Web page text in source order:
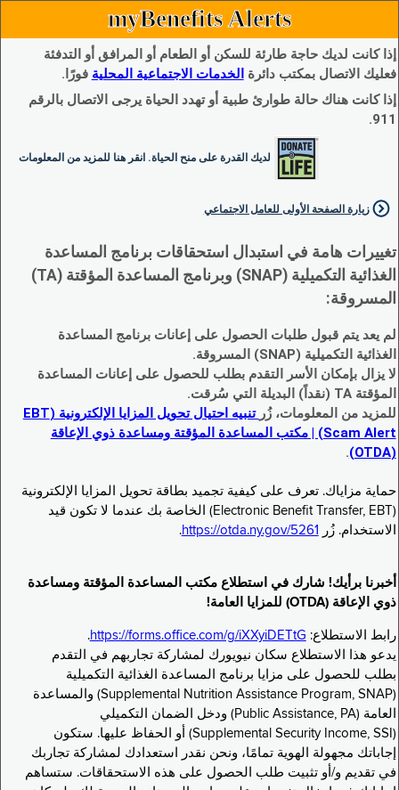
myBenefits Alerts
إذا كانت لديك حاجة طارئة للسكن أو الطعام أو المرافق أو التدفئة
فعليك الاتصال بمكتب دائرة الخدمات الاجتماعية المحلية فورًا.
إذا كانت هناك حالة طوارئ طبية أو تهدد الحياة يرجى الاتصال بالرقم
911.
لديك القدرة على منح الحياة. انقر هنا للمزيد من المعلومات
زيارة الصفحة الأولى للعامل الاجتماعي
تغييرات هامة في استبدال استحقاقات برنامج المساعدة
الغذائية التكميلية (SNAP) وبرنامج المساعدة المؤقتة (TA)
المسروقة:
لم يعد يتم قبول طلبات الحصول على إعانات برنامج المساعدة
الغذائية التكميلية (SNAP) المسروقة.
لا يزال بإمكان الأسر التقدم بطلب للحصول على إعانات المساعدة
المؤقتة TA (نقداً) البديلة التي سُرقت.
للمزيد من المعلومات، زُر
تنبيه احتيال تحويل المزايا الإلكترونية (EBT
Scam Alert) | مكتب المساعدة المؤقتة ومساعدة ذوي الإعاقة
(OTDA)
.
حماية مزاياك. تعرف على كيفية تجميد بطاقة تحويل المزايا الإلكترونية
(Electronic Benefit Transfer, EBT) الخاصة بك عندما لا تكون قيد
الاستخدام. زُر
https://otda.ny.gov/5261
.
أخبرنا برأيك! شارك في استطلاع مكتب المساعدة المؤقتة ومساعدة
ذوي الإعاقة (OTDA) للمزايا العامة!
رابط الاستطلاع: https://forms.office.com/g/iXXyiDETtG
.
يدعو هذا الاستطلاع سكان نيويورك لمشاركة تجاربهم في التقدم
بطلب للحصول على مزايا برنامج المساعدة الغذائية التكميلية
(Supplemental Nutrition Assistance Program, SNAP) والمساعدة
العامة (Public Assistance, PA) ودخل الضمان التكميلي
(Supplemental Security Income, SSI) أو الحفاظ عليها. ستكون
إجاباتك مجهولة الهوية تمامًا، ونحن نقدر استعدادك لمشاركة تجاربك
في تقديم و/أو تثبيت طلب الحصول على هذه الاستحقاقات. ستساهم